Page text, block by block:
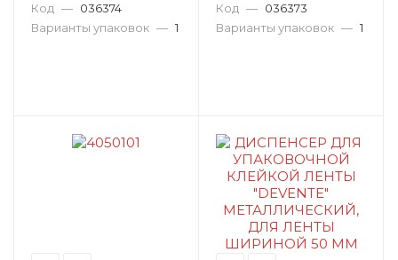
Код — 036374
Варианты упаковок — 1
Код — 036373
Варианты упаковок — 1